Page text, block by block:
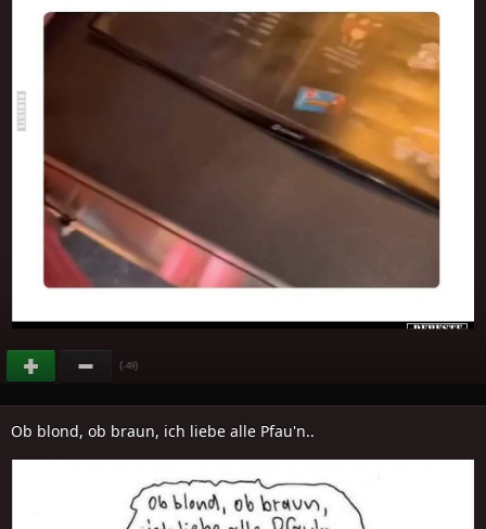
(-49)
Ob blond, ob braun, ich liebe alle Pfau'n..